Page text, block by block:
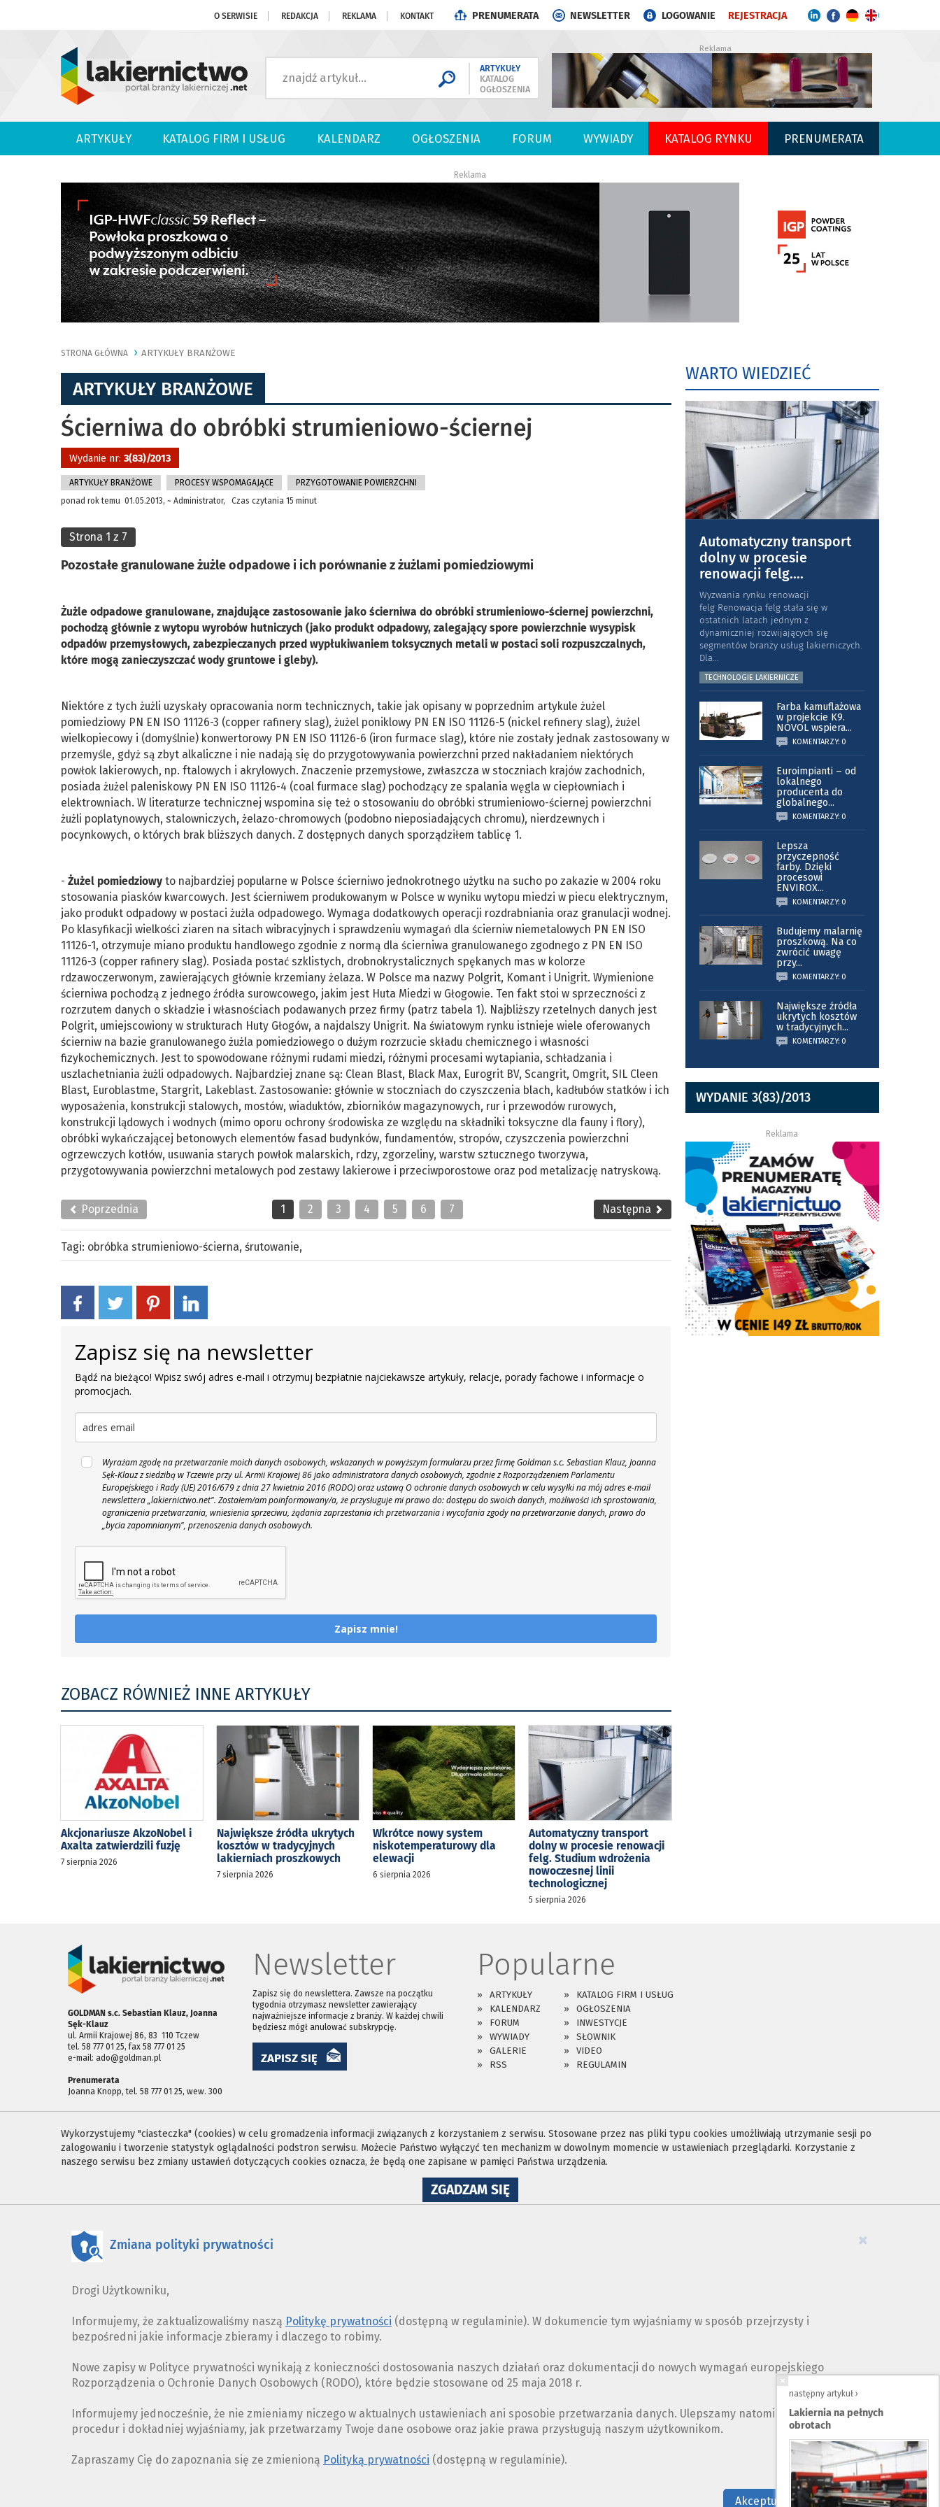
O SERWISIE REDAKCJA REKLAMA KONTAKT PRENUMERATA NEWSLETTER LOGOWANIE REJESTRACJA
ARTYKUŁY
KATALOG
OGŁOSZENIA
Reklama
ARTYKUŁY KATALOG FIRM I USŁUG KALENDARZ OGŁOSZENIA FORUM WYWIADY KATALOG RYNKU PRENUMERATA
Reklama
STRONA GŁÓWNA ARTYKUŁY BRANŻOWE
ARTYKUŁY BRANŻOWE
Ścierniwa do obróbki strumieniowo-ściernej
Wydanie nr: 3(83)/2013
ARTYKUŁY BRANŻOWE PROCESY WSPOMAGAJĄCE
PRZYGOTOWANIE POWIERZCHNI
ponad rok temu 01.05.2013, ~ Administrator, Czas czytania 15 minut
Strona 1 z 7
Pozostałe granulowane żużle odpadowe i ich porównanie z żużlami pomiedziowymi
Żużle odpadowe granulowane, znajdujące zastosowanie jako ścierniwa do obróbki strumieniowo-ściernej powierzchni,
pochodzą głównie z wytopu wyrobów hutniczych (jako produkt odpadowy, zalegający spore powierzchnie wysypisk
odpadów przemysłowych, zabezpieczanych przed wypłukiwaniem toksycznych metali w postaci soli rozpuszczalnych,
które mogą zanieczyszczać wody gruntowe i gleby).
Niektóre z tych żużli uzyskały opracowania norm technicznych, takie jak opisany w poprzednim artykule żużel
pomiedziowy PN EN ISO 11126-3 (copper rafinery slag), żużel poniklowy PN EN ISO 11126-5 (nickel refinery slag), żużel
wielkopiecowy i (domyślnie) konwertorowy PN EN ISO 11126-6 (iron furmace slag), które nie zostały jednak zastosowany w
przemyśle, gdyż są zbyt alkaliczne i nie nadają się do przygotowywania powierzchni przed nakładaniem niektórych
powłok lakierowych, np. ftalowych i akrylowych. Znaczenie przemysłowe, zwłaszcza w stoczniach krajów zachodnich,
posiada żużel paleniskowy PN EN ISO 11126-4 (coal furmace slag) pochodzący ze spalania węgla w ciepłowniach i
elektrowniach. W literaturze technicznej wspomina się też o stosowaniu do obróbki strumieniowo-ściernej powierzchni
żużli poplatynowych, stalowniczych, żelazo-chromowych (podobno nieposiadających chromu), nierdzewnych i
pocynkowych, o których brak bliższych danych. Z dostępnych danych sporządziłem tablicę 1.
- Żużel pomiedziowy to najbardziej popularne w Polsce ścierniwo jednokrotnego użytku na sucho po zakazie w 2004 roku
stosowania piasków kwarcowych. Jest ścierniwem produkowanym w Polsce w wyniku wytopu miedzi w piecu elektrycznym,
jako produkt odpadowy w postaci żużla odpadowego. Wymaga dodatkowych operacji rozdrabniania oraz granulacji wodnej.
Po klasyfikacji wielkości ziaren na sitach wibracyjnych i sprawdzeniu wymagań dla ścierniw niemetalowych PN EN ISO
11126-1, otrzymuje miano produktu handlowego zgodnie z normą dla ścierniwa granulowanego zgodnego z PN EN ISO
11126-3 (copper rafinery slag). Posiada postać szklistych, drobnokrystalicznych spękanych mas w kolorze
rdzawoczerwonym, zawierających głównie krzemiany żelaza. W Polsce ma nazwy Polgrit, Komant i Unigrit. Wymienione
ścierniwa pochodzą z jednego źródła surowcowego, jakim jest Huta Miedzi w Głogowie. Ten fakt stoi w sprzeczności z
rozrzutem danych o składzie i własnościach podawanych przez firmy (patrz tabela 1). Najbliższy rzetelnych danych jest
Polgrit, umiejscowiony w strukturach Huty Głogów, a najdalszy Unigrit. Na światowym rynku istnieje wiele oferowanych
ścierniw na bazie granulowanego żużla pomiedziowego o dużym rozrzucie składu chemicznego i własności
fizykochemicznych. Jest to spowodowane różnymi rudami miedzi, różnymi procesami wytapiania, schładzania i
uszlachetniania żużli odpadowych. Najbardziej znane są: Clean Blast, Black Max, Eurogrit BV, Scangrit, Omgrit, SIL Cleen
Blast, Euroblastme, Stargrit, Lakeblast. Zastosowanie: głównie w stoczniach do czyszczenia blach, kadłubów statków i ich
wyposażenia, konstrukcji stalowych, mostów, wiaduktów, zbiorników magazynowych, rur i przewodów rurowych,
konstrukcji lądowych i wodnych (mimo oporu ochrony środowiska ze względu na składniki toksyczne dla fauny i flory),
obróbki wykańczającej betonowych elementów fasad budynków, fundamentów, stropów, czyszczenia powierzchni
ogrzewczych kotłów, usuwania starych powłok malarskich, rdzy, zgorzeliny, warstw sztucznego tworzywa,
przygotowywania powierzchni metalowych pod zestawy lakierowe i przeciwporostowe oraz pod metalizację natryskową.
Poprzednia 1 2 3 4 5 6 7 Następna
Tagi: obróbka strumieniowo-ścierna, śrutowanie,
następny artykuł ›
Lakiernia na pełnych
obrotach
Zapisz się na newsletter
Bądź na bieżąco! Wpisz swój adres e-mail i otrzymuj bezpłatnie najciekawsze artykuły, relacje, porady fachowe i informacje o
promocjach.
Wyrażam zgodę na przetwarzanie moich danych osobowych, wskazanych w powyższym formularzu przez firmę Goldman s.c. Sebastian Klauz, Joanna
Sęk-Klauz z siedzibą w Tczewie przy ul. Armii Krajowej 86 jako administratora danych osobowych, zgodnie z Rozporządzeniem Parlamentu
Europejskiego i Rady (UE) 2016/679 z dnia 27 kwietnia 2016 (RODO) oraz ustawą O ochronie danych osobowych w celu wysyłki na mój adres e-mail
newslettera „lakiernictwo.net". Zostałem/am poinformowany/a, że przysługuje mi prawo do: dostępu do swoich danych, możliwości ich sprostowania,
ograniczenia przetwarzania, wniesienia sprzeciwu, żądania zaprzestania ich przetwarzania i wycofania zgody na przetwarzanie danych, prawo do
„bycia zapomnianym", przenoszenia danych osobowych.
Zapisz mnie!
ZOBACZ RÓWNIEŻ INNE ARTYKUŁY
Akcjonariusze AkzoNobel i
Axalta zatwierdzili fuzję
7 sierpnia 2026
Największe źródła ukrytych
kosztów w tradycyjnych
lakierniach proszkowych
7 sierpnia 2026
Wkrótce nowy system
niskotemperaturowy dla
elewacji
6 sierpnia 2026
Automatyczny transport
dolny w procesie renowacji
felg. Studium wdrożenia
nowoczesnej linii
technologicznej
5 sierpnia 2026
WARTO WIEDZIEĆ
Automatyczny transport
dolny w procesie
renowacji felg....
Wyzwania rynku renowacji
felg Renowacja felg stała się w
ostatnich latach jednym z
dynamiczniej rozwijających się
segmentów branży usług lakierniczych.
Dla...
TECHNOLOGIE LAKIERNICZE
Farba kamuflażowa
w projekcie K9.
NOVOL wspiera...
KOMENTARZY: 0
Euroimpianti – od
lokalnego
producenta do
globalnego...
KOMENTARZY: 0
Lepsza
przyczepność
farby. Dzięki
procesowi
ENVIROX...
KOMENTARZY: 0
Budujemy malarnię
proszkową. Na co
zwrócić uwagę
przy...
KOMENTARZY: 0
Największe źródła
ukrytych kosztów
w tradycyjnych...
KOMENTARZY: 0
WYDANIE 3(83)/2013
Reklama
GOLDMAN s.c. Sebastian Klauz, Joanna
Sęk-Klauz
ul. Armii Krajowej 86, 83 ­ 110 Tczew
tel. 58 777 01 25, fax 58 777 01 25
e-mail: ado@goldman.pl
Prenumerata
Joanna Knopp, tel. 58 777 01 25, wew. 300
Newsletter
Zapisz się do newslettera. Zawsze na początku
tygodnia otrzymasz newsletter zawierający
najważniejsze informacje z branży. W każdej chwili
będziesz mógł anulować subskrypcję.
ZAPISZ SIĘ
Popularne
ARTYKUŁY
KATALOG FIRM I USŁUG
KALENDARZ
OGŁOSZENIA
FORUM
INWESTYCJE
WYWIADY
SŁOWNIK
GALERIE
VIDEO
RSS
REGULAMIN
Wykorzystujemy "ciasteczka" (cookies) w celu gromadzenia informacji związanych z korzystaniem z serwisu. Stosowane przez nas pliki typu cookies umożliwiają utrzymanie sesji po
zalogowaniu i tworzenie statystyk oglądalności podstron serwisu. Możecie Państwo wyłączyć ten mechanizm w dowolnym momencie w ustawieniach przeglądarki. Korzystanie z
naszego serwisu bez zmiany ustawień dotyczących cookies oznacza, że będą one zapisane w pamięci Państwa urządzenia.
ZGADZAM SIĘNA
WYKORZYSTANIE
×
Zmiana polityki prywatności
Drogi Użytkowniku,
Informujemy, że zaktualizowaliśmy naszą Politykę prywatności (dostępną w regulaminie). W dokumencie tym wyjaśniamy w sposób przejrzysty i
bezpośredni jakie informacje zbieramy i dlaczego to robimy.
Nowe zapisy w Polityce prywatności wynikają z konieczności dostosowania naszych działań oraz dokumentacji do nowych wymagań europejskiego
Rozporządzenia o Ochronie Danych Osobowych (RODO), które będzie stosowane od 25 maja 2018 r.
Informujemy jednocześnie, że nie zmieniamy niczego w aktualnych ustawieniach ani sposobie przetwarzania danych. Ulepszamy natomiast opis naszych
procedur i dokładniej wyjaśniamy, jak przetwarzamy Twoje dane osobowe oraz jakie prawa przysługują naszym użytkownikom.
Zapraszamy Cię do zapoznania się ze zmienioną Polityką prywatności (dostępną w regulaminie).
Akceptuję Nie teraz